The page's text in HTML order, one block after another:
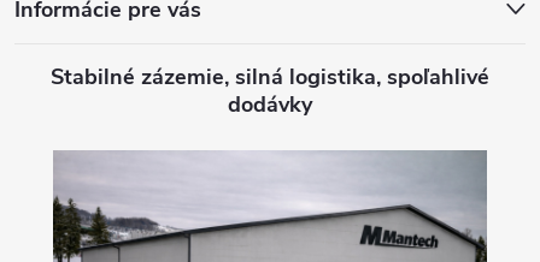
Informácie pre vás
Stabilné zázemie, silná logistika, spoľahlivé
dodávky